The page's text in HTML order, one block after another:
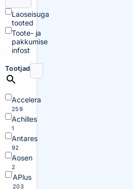
Laoseisuga
tooted
Toote- ja
pakkumise
infost
Tootjad
Accelera
259
Achilles
1
Antares
92
Aosen
2
APlus
203